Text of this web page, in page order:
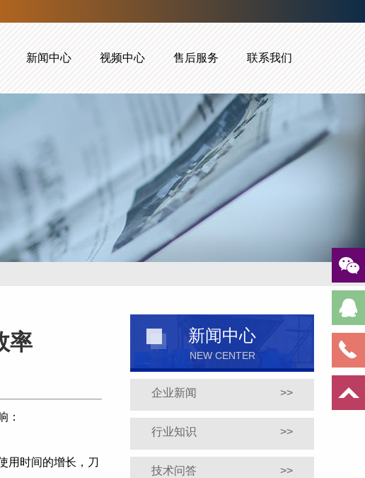
新闻中心 视频中心 售后服务 联系我们
新闻中心
NEW CENTER
企业新闻 >>
行业知识 >>
技术问答 >>
率
：
用时间的增长，刀